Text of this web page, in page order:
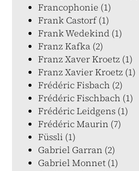
Francophonie (1)
Frank Castorf (1)
Frank Wedekind (1)
Franz Kafka (2)
Franz Xaver Kroetz (1)
Franz Xavier Kroetz (1)
Frédéric Fisbach (2)
Frédéric Fischbach (1)
Frédéric Leidgens (1)
Frédéric Maurin (7)
Füssli (1)
Gabriel Garran (2)
Gabriel Monnet (1)